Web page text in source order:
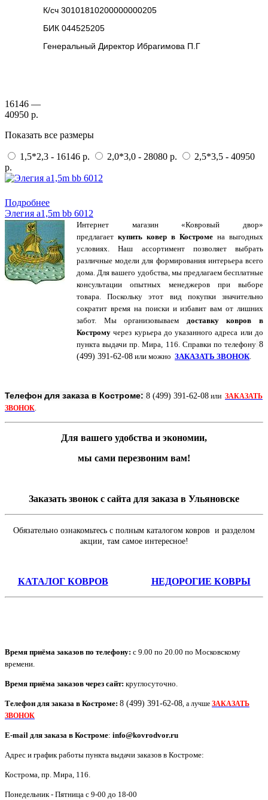
К/сч 30101810200000000205
БИК 044525205
Генеральный Директор Ибрагимова П.Г
16146 —
40950 р.
Показать все размеры
1,5*2,3 - 16146 р. 2,0*3,0 - 28080 р.
2,5*3,5 - 40950
р.
Подробнее
Элегия a1,5m bb 6012
Интернет магазин «Ковровый двор»
предлагает купить ковер в Костроме на выгодных
условиях. Наш ассортимент позволяет выбрать
различные модели для формирования интерьера всего
дома. Для вашего удобства, мы предлагаем бесплатные
консультации опытных менеджеров при выборе
товара. Поскольку этот вид покупки значительно
сократит время на поиски и избавит вам от лишних
забот. Мы организовываем доставку ковров в
Кострому через курьера до указанного адреса или до
пункта выдачи пр. Мира, 116. Справки по телефону 8
(499) 391-62-08 или можно ЗАКАЗАТЬ ЗВОНОК
Телефон для заказа в Костроме: 8 (499) 391-62-08 или ЗАКАЗАТЬ
ЗВОНОК.
Для вашего удобства и экономии,
мы сами перезвоним вам!
Заказать звонок с сайта для заказа в Ульяновске
Обязательно ознакомьтесь с полным каталогом ковров и разделом
акции, там самое интересное!
КАТАЛОГ КОВРОВ НЕДОРОГИЕ КОВРЫ
Время приёма заказов по телефону: с 9.00 по 20.00 по Московскому
времени.
Время приёма заказов через сайт: круглосуточно.
Телефон для заказа в Костроме: 8 (499) 391-62-08, а лучше ЗАКАЗАТЬ
ЗВОНОК
E-mail для заказа в Костроме: info@kovrodvor.ru
Адрес и график работы пункта выдачи заказов в Костроме:
Кострома пр. Мира, 116
Понедельник - Пятница с 9-00 до 18-00